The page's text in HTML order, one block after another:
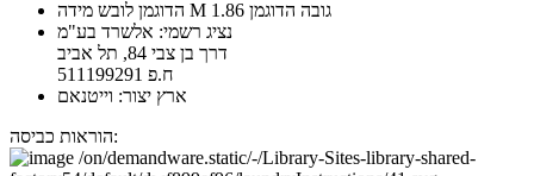
הדוגמן לובש מידה M גובה הדוגמן 1.86
נציג רשמי: אלשרד בע"מ
דרך בן צבי 84, תל אביב
ח.פ 511199291
ארץ יצור: וייטנאם
הוראות כביסה: